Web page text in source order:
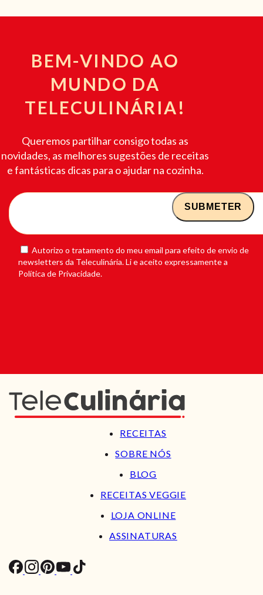
BEM-VINDO AO
MUNDO DA
TELECULINÁRIA!
Queremos partilhar consigo todas as
novidades, as melhores sugestões de receitas
e fantásticas dicas para o ajudar na cozinha.
Autorizo o tratamento do meu email para efeito de envio de
newsletters da Teleculinária. Li e aceito expressamente a
Política de Privacidade.
RECEITAS
SOBRE NÓS
BLOG
RECEITAS VEGGIE
LOJA ONLINE
ASSINATURAS